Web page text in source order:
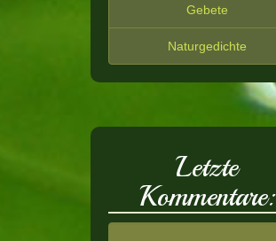
Gebete
Naturgedichte
Letzte
Kommentare: